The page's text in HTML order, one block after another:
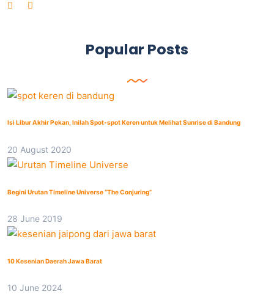
Popular Posts
Isi Libur Akhir Pekan, Inilah Spot-spot Keren untuk Melihat Sunrise di Bandung
20 August 2020
Begini Urutan Timeline Universe “The Conjuring”
28 June 2019
10 Kesenian Daerah Jawa Barat
10 June 2024